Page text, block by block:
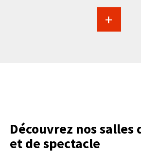
+
Découvrez nos salles
et de spectacle